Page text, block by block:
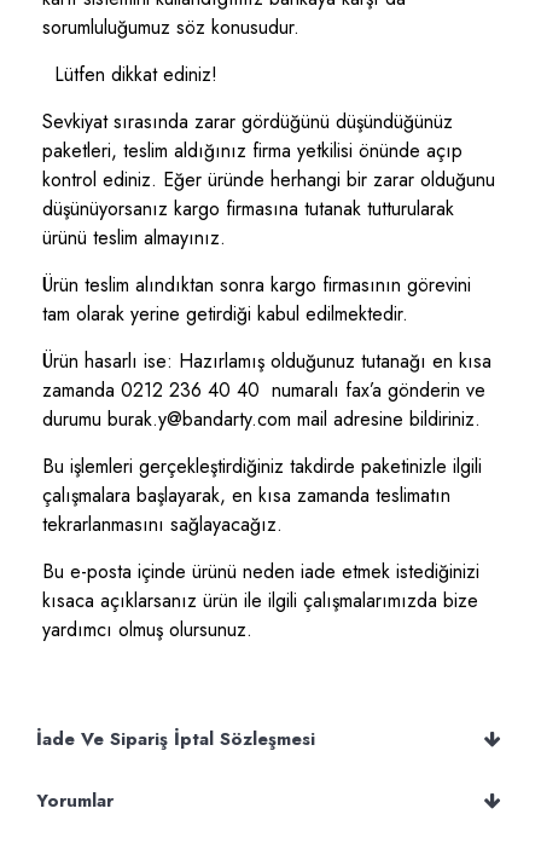
sorumluluğumuz söz konusudur.
Lütfen dikkat ediniz!
Sevkiyat sırasında zarar gördüğünü düşündüğünüz
paketleri, teslim aldığınız firma yetkilisi önünde açıp
kontrol ediniz. Eğer üründe herhangi bir zarar olduğunu
düşünüyorsanız kargo firmasına tutanak tutturularak
ürünü teslim almayınız.
Ürün teslim alındıktan sonra kargo firmasının görevini
tam olarak yerine getirdiği kabul edilmektedir.
Ürün hasarlı ise: Hazırlamış olduğunuz tutanağı en kısa
zamanda 0212 236 40 40 numaralı fax’a gönderin ve
durumu burak.y@bandarty.com mail adresine bildiriniz.
Bu işlemleri gerçekleştirdiğiniz takdirde paketinizle ilgili
çalışmalara başlayarak, en kısa zamanda teslimatın
tekrarlanmasını sağlayacağız.
Bu e-posta içinde ürünü neden iade etmek istediğinizi
kısaca açıklarsanız ürün ile ilgili çalışmalarımızda bize
yardımcı olmuş olursunuz.
İade Ve Sipariş İptal Sözleşmesi
Yorumlar